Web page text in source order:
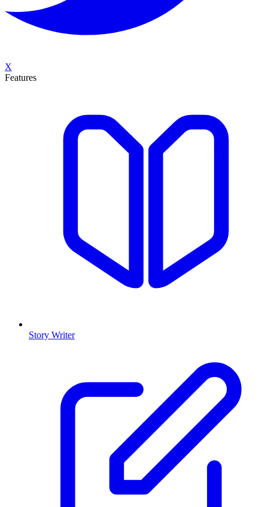
X
Features
Story Writer